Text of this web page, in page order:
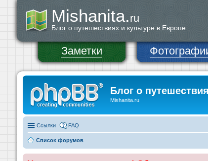
Mishanita.ru
Блог о путешествиях и культуре в Европе
Заметки
Блог о
Mishanita.ru
Ссылки FAQ
Список форумов